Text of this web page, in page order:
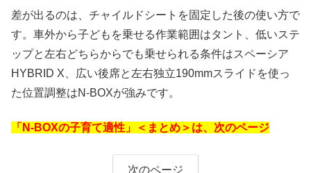
差が出るのは、チャイルドシートを固定した後の使い方で
す。車外から子どもを乗せる作業範囲はタント、低いステ
ップと左右どちらからでも乗せられる条件はスペーシア
HYBRID X、広い後席と左右独立190mmスライドを使っ
た位置調整はN-BOXが強みです。
「N-BOXの子育て適性」＜まとめ＞は、次のページ
次のページ